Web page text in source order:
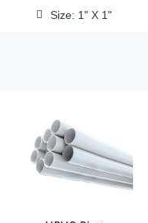
Size: 1" X 1"